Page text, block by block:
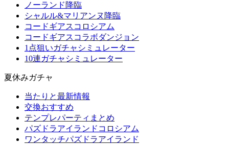
ノーランド降臨
シャルル&マリアンヌ降臨
コードギアスコロシアム
コードギアスコラボダンジョン
1点狙いガチャシミュレーター
10連ガチャシミュレーター
夏休みガチャ
当たりと最新情報
交換おすすめ
テンプレパーティまとめ
パズドラアイランドコロシアム
ワンタッチパズドラアイランド